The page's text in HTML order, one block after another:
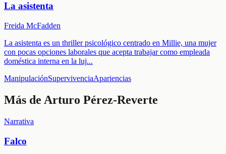
La asistenta
Freida McFadden
La asistenta es un thriller psicológico centrado en Millie, una mujer
con pocas opciones laborales que acepta trabajar como empleada
doméstica interna en la luj...
ManipulaciónSupervivenciaApariencias
Más de Arturo Pérez-Reverte
Narrativa
Falco